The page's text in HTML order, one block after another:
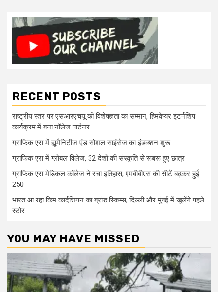
RECENT POSTS
राष्ट्रीय स्तर पर एसआरएचयू की विशेषज्ञता का सम्मान, हिमकेयर इंटर्नशिप
कार्यक्रम में बना नॉलेज पार्टनर
ग्राफिक एरा में ह्यूमैनिटीज एंड सोशल साइंसेज का इंडक्शन शुरू
ग्राफिक एरा में ग्लोबल विलेज, 32 देशों की संस्कृति से रूबरू हुए छात्र
ग्राफिक एरा मेडिकल कॉलेज ने रचा इतिहास, एमबीबीएस की सीटें बढ़कर हुईं
250
भारत आ रहा किम कार्दशियन का ब्रांड स्किम्स, दिल्ली और मुंबई में खुलेंगे पहले
स्टोर
YOU MAY HAVE MISSED